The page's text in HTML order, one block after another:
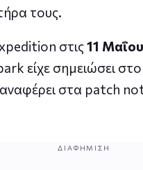
τους.
στις11 Μαΐου
είχε σημειώσει
στα patch
ΔΙΑΦΉΜΙΣΗ